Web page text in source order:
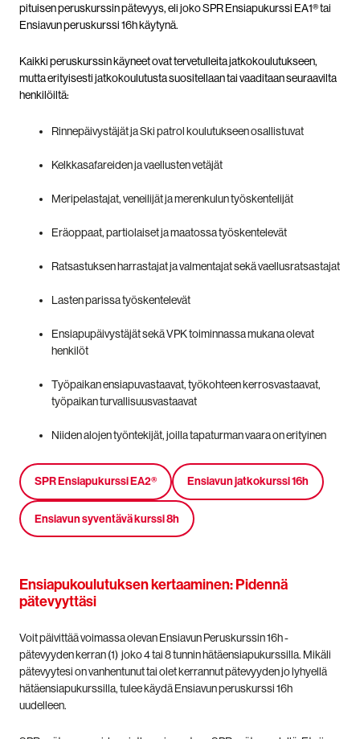
pituisen peruskurssin pätevyys, eli joko SPR Ensiapukurssi EA1® tai
Ensiavun peruskurssi 16h käytynä.
Kaikki peruskurssin käyneet ovat tervetulleita jatkokoulutukseen,
mutta erityisesti jatkokoulutusta suositellaan tai vaaditaan seuraavilta
henkilöiltä:
Rinnepäivystäjät ja Ski patrol koulutukseen osallistuvat
Kelkkasafareiden ja vaellusten vetäjät
Meripelastajat, veneilijät ja merenkulun työskentelijät
Eräoppaat, partiolaiset ja maatossa työskentelevät
Ratsastuksen harrastajat ja valmentajat sekä vaellusratsastajat
Lasten parissa työskentelevät
Ensiapupäivystäjät sekä VPK toiminnassa mukana olevat
henkilöt
Työpaikan ensiapuvastaavat, työkohteen kerrosvastaavat,
työpaikan turvallisuusvastaavat
Niiden alojen työntekijät, joilla tapaturman vaara on erityinen
SPR Ensiapukurssi EA2® Ensiavun jatkokurssi 16h
Ensiavun syventävä kurssi 8h
Ensiapukoulutuksen kertaaminen: Pidennä
pätevyyttäsi
Voit päivittää voimassa olevan Ensiavun Peruskurssin 16h -
pätevyyden kerran (1) joko 4 tai 8 tunnin hätäensiapukurssilla. Mikäli
pätevyytesi on vanhentunut tai olet kerrannut pätevyyden jo lyhyellä
hätäensiapukurssilla, tulee käydä Ensiavun peruskurssi 16h
uudelleen.